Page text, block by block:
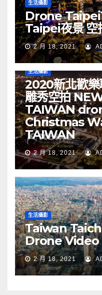
生活攝影
Drone
Taipei夜景 空
2 月 18, 2021
生活攝影
2020新北歡
雕秀空拍
TAIWAN
Christmas
TAIWAN
2 月 18, 2021
生活攝影
Taiwan
Drone Video
2 月 18, 2021